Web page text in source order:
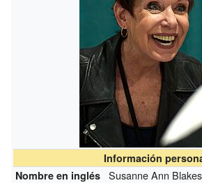
Información
Nombre en inglés
Susanne Ann